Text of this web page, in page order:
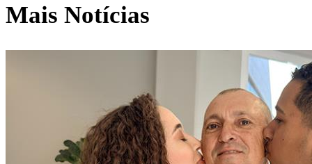
Mais Notícias